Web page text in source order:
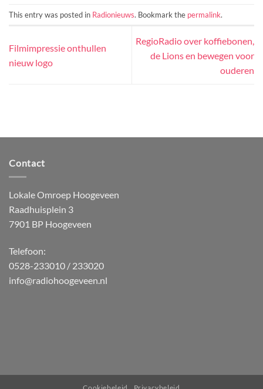
This entry was posted in Radionieuws. Bookmark the permalink.
Filmimpressie onthullen
nieuw logo
RegioRadio over koffiebonen,
de Lions en bewegen voor
ouderen
Contact
Lokale Omroep Hoogeveen
Raadhuisplein 3
7901 BP Hoogeveen
Telefoon:
0528-233010 / 233020
info@radiohoogeveen.nl